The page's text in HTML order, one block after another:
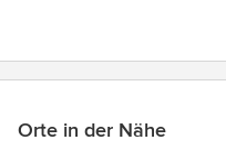
Orte in der Nähe